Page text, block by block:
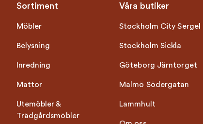
Sortiment
Möbler
Belysning
Inredning
Mattor
Utemöbler &
Trädgårdsmöbler
Våra butiker
Stockholm City Sergel
Stockholm Sickla
Göteborg Järntorget
Malmö Södergatan
Lammhult